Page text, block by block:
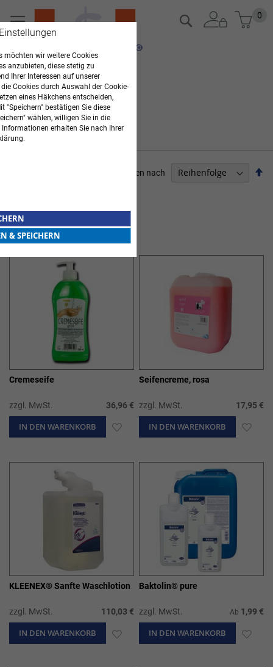
Zum
Inhalt
0
Suche
Artikel
Sortieren nach
HAUTREINIGUNG UND -PFLEGE
Cremeseife
zzgl. MwSt. 36,96 €
IN DEN WARENKORB ZUR
Seifencreme, rosa
zzgl. MwSt. 17,95 €
IN DEN WARENKORB ZUR
KLEENEX® Sanfte Waschlotion
zzgl. MwSt. 110,03 €
IN DEN WARENKORB ZUR
Baktolin® pure
zzgl. MwSt. Ab 1,99 €
IN DEN WARENKORB ZUR
möchten wir weitere Cookies
anzubieten, diese stetig zu
Ihrer Interessen auf unserer
Cookies durch Auswahl der Cookie-
eines Häkchens entscheiden,
"Speichern" bestätigen Sie diese
wählen, willigen Sie in die
erhalten Sie nach Ihrer
& SPEICHERN